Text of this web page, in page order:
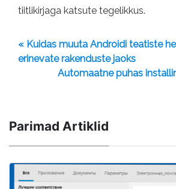
tiitlikirjaga katsute tegelikkus.
« Kuidas muuta Androidi teatiste
erinevate rakenduste jaoks
Automaatne puhas
Parimad Artiklid